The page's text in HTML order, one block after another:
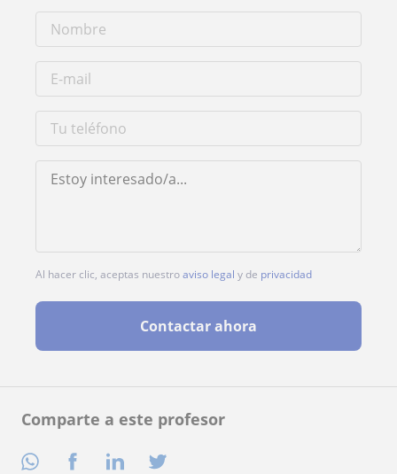
Comparte a este profesor
Al hacer clic, aceptas nuestroaviso legal y de privacidad
Contactar ahora